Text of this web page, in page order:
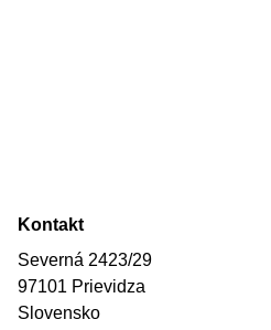
Kontakt
Severná 2423/29
97101 Prievidza
Slovensko